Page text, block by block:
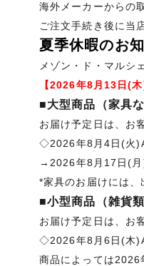
海外メーカーからの
ご注文手続き後に当
夏季休暇のお
メゾン・ド・マルシ
【2026年8月13日(
■大型商品（家具
お届け予定日は、お
◇2026年8月4日(火
→2026年8月17日(月
*家具のお届けには、
■小型商品（雑貨
お届け予定日は、お
◇2026年8月6日(木
商品によっては2026